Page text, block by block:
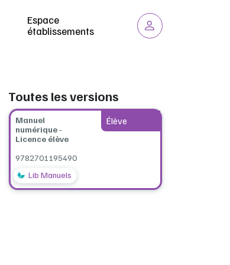
Espace
établissements
Toutes les versions
Élève
Manuel
numérique -
Licence élève
9782701195490
Lib Manuels